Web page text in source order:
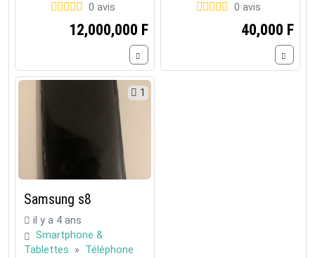
0 avis
12,000,000 F
0 avis
40,000 F
1
Samsung s8
il y a 4 ans
Smartphone &
Tablettes » Téléphone